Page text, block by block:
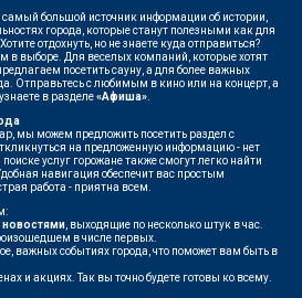
самый большой источник информации об истории,
города, которые станут полезными как для
отдохнуть, но не знаете куда отправиться?
в выборе. Для веселых компаний, которые хотят
посетить сауну, а для более важных
Отправьтесь с любимым в кино или на концерт, а
в разделе«Афиша»
мы можем предложить посетить раздел с
на предложенную информацию - нет
услуг горожане также смогут легко найти
навигация обеспечит вас простым
работа - приятна всем.
новостями , выходящие по несколько штук в час.
в числе первых.
важных событиях города, что поможет вам быть в
и акциях. Так вы точно будете готовы ко всему.